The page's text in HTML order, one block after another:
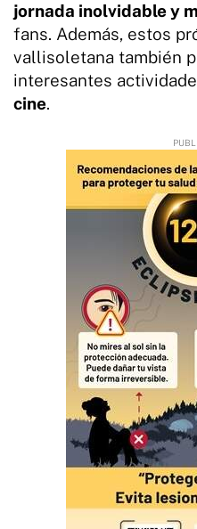
jornada inolvidable y
fans. Además, estos
vallisoletana también
interesantes
cine.